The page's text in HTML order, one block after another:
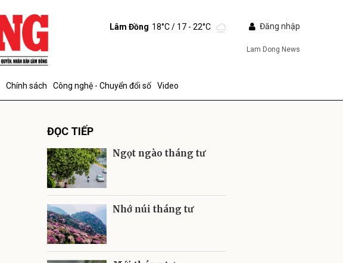
Lâm Đồng 18°C/ 17 - 22°C Đăng nhập
Lam Dong News
Chính sách Công nghệ - Chuyển đổi số Video
ĐỌC TIẾP
Ngọt ngào tháng tư
Nhớ núi tháng tư
Gửi